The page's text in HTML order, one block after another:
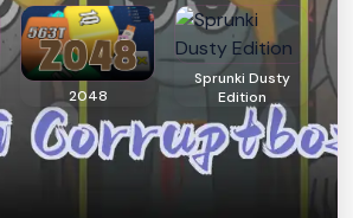
2048
Sprunki Dusty
Edition